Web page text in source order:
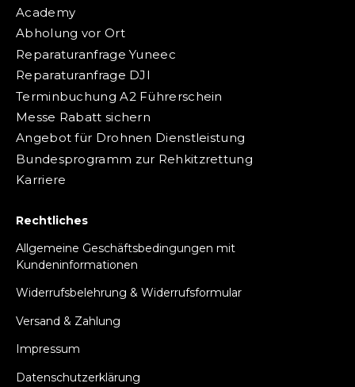
Academy
Abholung vor Ort
Reparaturanfrage Yuneec
Reparaturanfrage DJI
Terminbuchung A2 Führerschein
Messe Rabatt sichern
Angebot für Drohnen Dienstleistung
Bundesprogramm zur Rehkitzrettung
Karriere
Rechtliches
Allgemeine Geschäftsbedingungen mit
Kundeninformationen
Widerrufsbelehrung & Widerrufsformular
Versand & Zahlung
Impressum
Datenschutzerklärung